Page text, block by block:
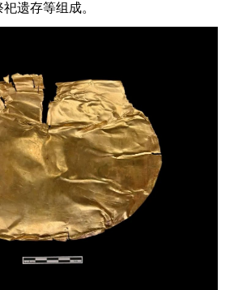
遗存等组成。